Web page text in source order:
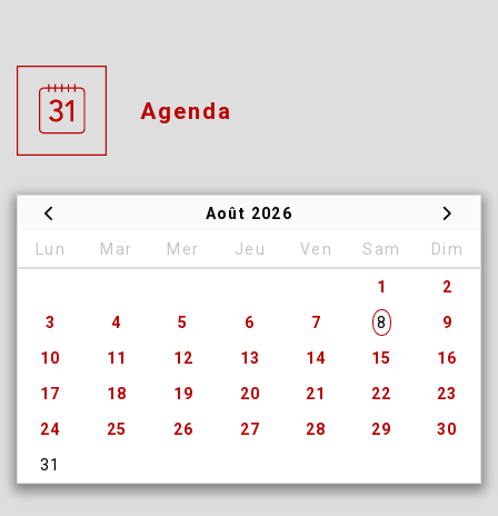
Agenda
Août 2026
Lun
Mar Mer Jeu Ven Sam Dim
1
2
3
4 5 6 7 8
9
10
11 12 13 14 15
16
17
18 19 20 21 22
23
24
25 26 27 28 29
30
31